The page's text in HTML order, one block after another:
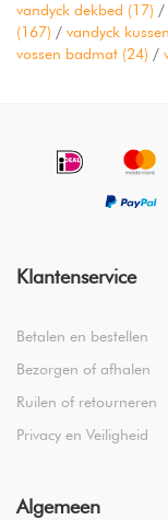
vandyck dekbed (17) /
(167) / vandyck kussen
vossen badmat (24) /
Klantenservice
Betalen en bestellen
Bezorgen of afhalen
Ruilen of retourneren
Privacy en Veiligheid
Algemeen